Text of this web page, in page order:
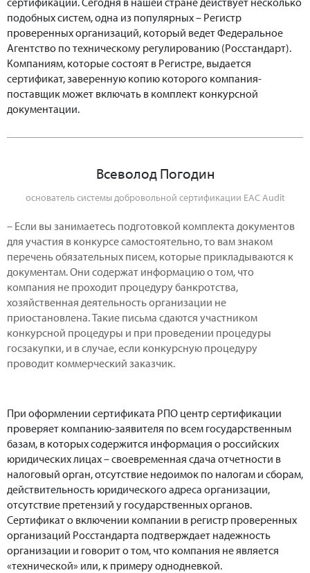
подобных систем, одна из популярных – Регистр
проверенных организаций, который ведет Федеральное
Агентство по техническому регулированию (Росстандарт).
Компаниям, которые состоят в Регистре, выдается
сертификат, заверенную копию которого компания-
поставщик может включать в комплект конкурсной
документации.
Всеволод Погодин
основатель системы добровольной сертификации EAC Audit
– Если вы занимаетесь подготовкой комплекта документов
для участия в конкурсе самостоятельно, то вам знаком
перечень обязательных писем, которые прикладываются к
документам. Они содержат информацию о том, что
компания не проходит процедуру банкротства,
хозяйственная деятельность организации не
приостановлена. Такие письма сдаются участником
конкурсной процедуры и при проведении процедуры
госзакупки, и в случае, если конкурсную процедуру
проводит коммерческий заказчик.
При оформлении сертификата РПО центр сертификации
проверяет компанию-заявителя по всем государственным
базам, в которых содержится информация о российских
юридических лицах – своевременная сдача отчетности в
налоговый орган, отсутствие недоимок по налогам и сборам,
действительность юридического адреса организации,
отсутствие претензий у государственных органов.
Сертификат о включении компании в регистр проверенных
организаций Росстандарта подтверждает надежность
организации и говорит о том, что компания не является
«технической» или, к примеру однодневкой.